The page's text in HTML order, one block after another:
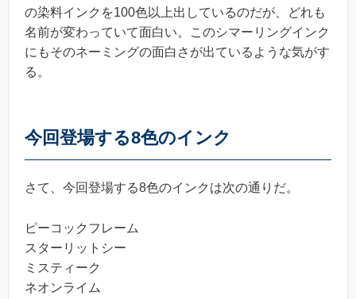
の染料インクを100色以上出しているのだが、どれも
名前が変わっていて面白い。このシマーリングインク
にもそのネーミングの面白さが出ているような気がす
る。
今回登場する8色のインク
さて、今回登場する8色のインクは次の通りだ。
ピーコックフレーム
スターリットシー
ミスティーク
ネオンライム